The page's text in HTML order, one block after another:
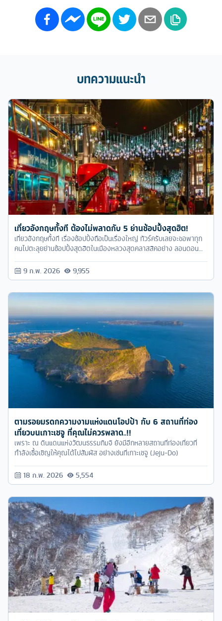
บทความแนะนำ
เที่ยวอังกฤษทั้งที ต้องไม่พลาดกับ 5 ย่านช้อปปิ้งสุดฮิต!
เที่ยวอังกฤษทั้งที เรื่องช้อปปิ้งถือเป็นเรื่องใหญ่ ทัวร์ครับเลยจะขอพาทุก
คนไปตะลุยย่านช้อปปิ้งสุดฮิตในเมืองหลวงสุดคลาสสิคอย่าง ลอนดอน
9 ก.พ. 2026 9,955
ตามรอยมรดกความงามแห่งแดนโอปป้า กับ 6 สถานที่ท่อง
เที่ยวบนเกาะเชจู ที่คุณไม่ควรพลาด..!!
เพราะ ณ ดินแดนแห่งวัฒนธรรมกิมจิ ยังมีอีกหลายสถานที่ท่องเที่ยวที่
กำลังเชื้อเชิญให้คุณได้ไปสัมผัส อย่างเช่นที่เกาะเชจู (Jeju-Do)
18 ก.พ. 2026 5,554